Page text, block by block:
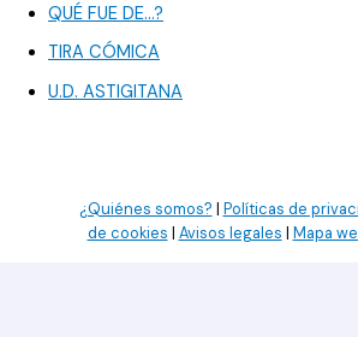
QUÉ FUE DE…?
TIRA CÓMICA
U.D. ASTIGITANA
¿Quiénes somos? | Políticas de
de cookies | Avisos legales | Mapa